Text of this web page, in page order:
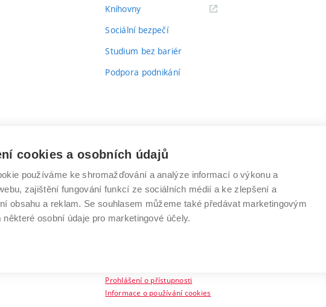
Knihovny(externí
Sociální bezpečí
Studium bez bariér
Podpora podnikání
v
VYSOKÉ UČENÍ TECHNICKÉ V BRNĚ
Antonínská 548/1
602 00 Brno
www.vut.cz
Prohlášení o přístupnosti
Informace o používání cookies
cookies a osobních údajů
používáme ke shromažďování a analýze informací o výkonu a
zajištění fungování funkcí ze sociálních médií a ke zlepšení a
obsahu a reklam. Se souhlasem můžeme také předávat marketingovým
některé osobní údaje pro marketingové účely.